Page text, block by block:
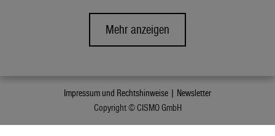
Mehr anzeigen
Impressum und Rechtshinweise | Newsletter
Copyright © CISMO GmbH